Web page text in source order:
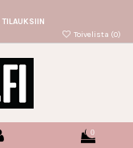
Toivelista (0)
0